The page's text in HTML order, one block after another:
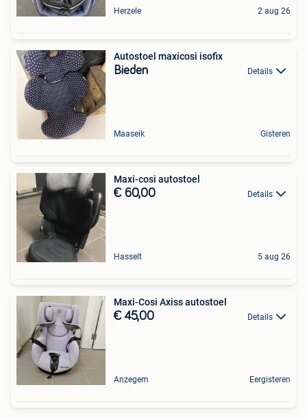
Herzele 2 aug 26
Autostoel maxicosi isofix
Bieden Details
Maaseik Gisteren
Maxi-cosi autostoel
€ 60,00 Details
Hasselt 5 aug 26
Maxi-Cosi Axiss autostoel
€ 45,00 Details
Anzegem Eergisteren